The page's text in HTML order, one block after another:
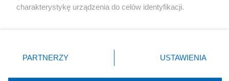
charakterystykę urządzenia do celów identyfikacji.
zmienić/wycofać klikając przycisk ustawień prywatności
znajdujący się w lewym dolnym rogu strony
rodzaje przetwarzania danych nie wymagają zgody
PARTNERZY USTAWIENIA